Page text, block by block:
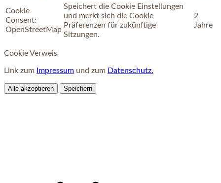
Cookie
Consent:
OpenStreetMap
Speichert die Cookie Einstellungen
und merkt sich die Cookie
Präferenzen für zukünftige
Sitzungen.
2
Jahre
Cookie Verweis
Link zum Impressum und zum Datenschutz.
Alle akzeptieren Speichern